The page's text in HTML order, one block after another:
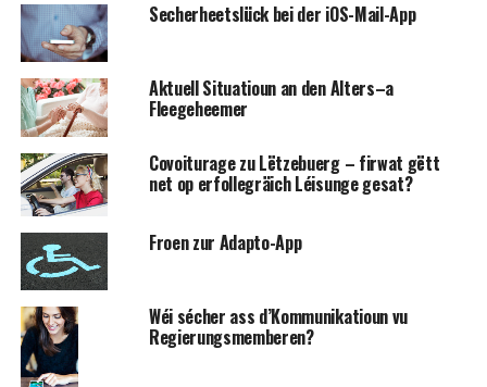
Secherheetslück bei der iOS-Mail-App
Aktuell Situatioun an den Alters–a
Fleegeheemer
Covoiturage zu Lëtzebuerg – firwat gëtt
net op erfollegräich Léisunge gesat?
Froen zur Adapto-App
Wéi sécher ass d’Kommunikatioun vu
Regierungsmemberen?